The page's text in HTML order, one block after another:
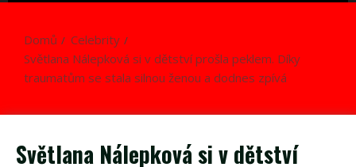
Domů
Celebrity
Světlana Nálepková si v dětství prošla peklem. Díky
traumatům se stala silnou ženou a dodnes zpívá
Světlana Nálepková si v dětství